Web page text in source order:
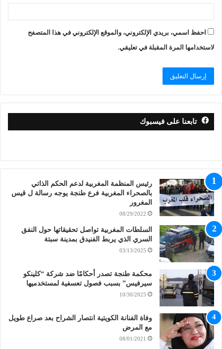
احفظ اسمي، بريدي الإلكتروني، والموقع الإلكتروني في هذا المتصفح
لاستخدامها المرة المقبلة في تعليقي.
تابعنا على فيسبوك
رئيس المنظمة المغربية لدعم الحكم الذاتي
بالصحراء المغربية فرع طنجة يوجه رسالة ل قيس
المغرور
08/29/2022
السلطات المغربية تواصل تحقيقاتها حول النفق
السري الذي يربط الفنيدق بمدينة سبتة
03/13/2025
محكمة طنجة تصدر أحكامًا ضد شركة “كلينكو
سيرفيس” بسبب فصول تعسفية لمستخدميها
10/30/2025
وفاة الفنانة الكويتية انتصار الشراح بعد صراع طويل
مع المرض
08/01/2021